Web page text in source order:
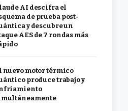
AI descifra el
de prueba post-
y descubre un
AES de 7 rondas más
nuevo motor térmico
produce trabajo y